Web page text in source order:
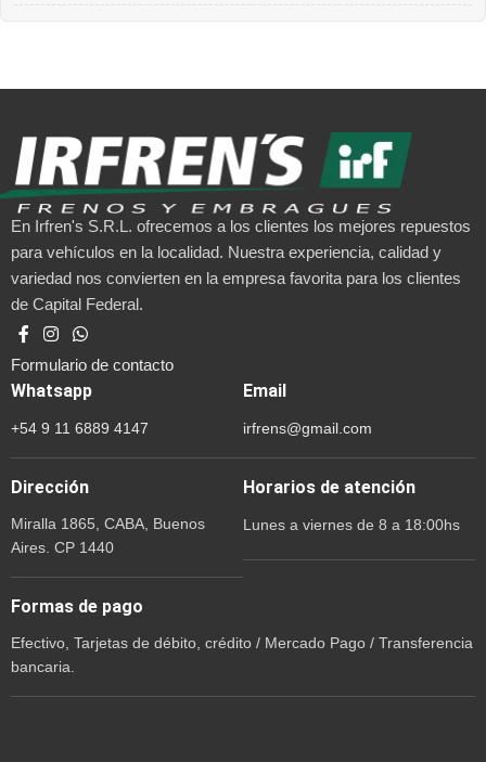
En Irfren's S.R.L. ofrecemos a los clientes los mejores repuestos
para vehículos en la localidad. Nuestra experiencia, calidad y
variedad nos convierten en la empresa favorita para los clientes
de Capital Federal.
Formulario de contacto
Whatsapp
+54 9 11 6889 4147
Email
irfrens@gmail.com
Dirección
Miralla 1865, CABA, Buenos
Aires. CP 1440
Horarios de atención
Lunes a viernes de 8 a 18:00hs
Formas de pago
Efectivo, Tarjetas de débito, crédito / Mercado Pago / Transferencia
bancaria.